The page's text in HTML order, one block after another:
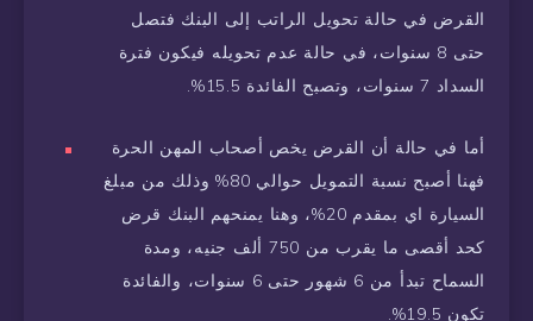
القرض في حالة تحويل الراتب إلى البنك فتصل
حتى 8 سنوات، في حالة عدم تحويله فيكون فترة
السداد 7 سنوات، وتصبح الفائدة 15.5%.
أما في حالة أن القرض يخص أصحاب المهن الحرة
فهنا أصبح نسبة التمويل حوالي 80% وذلك من مبلغ
السيارة اي بمقدم 20%، وهنا يمنحهم البنك قرض
كحد أقصى ما يقرب من 750 ألف جنيه، ومدة
السماح تبدأ من 6 شهور حتى 6 سنوات، والفائدة
تكون 19.5%.